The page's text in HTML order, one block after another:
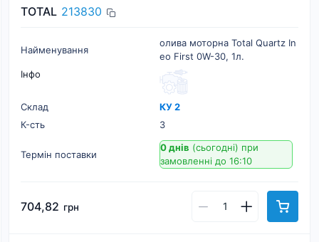
TOTAL 213830
Найменування
олива моторна Total Quartz In
eo First 0W-30, 1л.
Інфо
Склад
КУ 2
К-cть
3
Термін поставки
0 днів (сьогодні) при
замовленні до 16:10
704,82 грн